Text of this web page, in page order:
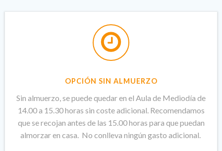
OPCIÓN SIN ALMUERZO
Sin almuerzo, se puede quedar en el Aula de Mediodía de
14.00 a 15.30 horas sin coste adicional. Recomendamos
que se recojan antes de las 15.00 horas para que puedan
almorzar en casa. No conlleva ningún gasto adicional.